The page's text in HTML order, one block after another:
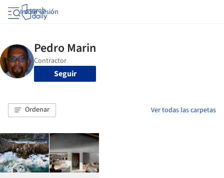
Iniciar sesión
Seguir
Ordenar Ver todas las carpetas